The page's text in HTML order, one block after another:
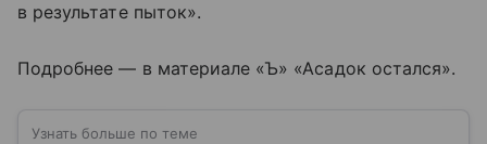
в результате пыток».
Подробнее — в материале «Ъ» «Асадок остался».
Узнать больше по теме